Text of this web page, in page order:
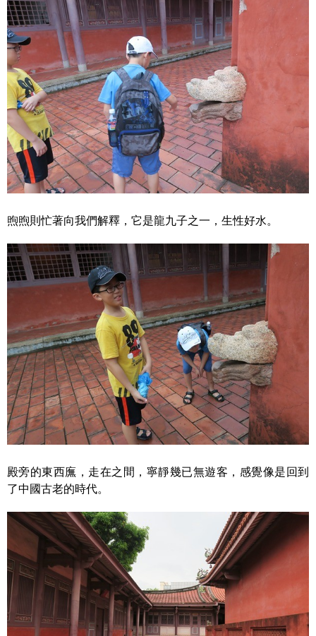
煦煦則忙著向我們解釋，它是龍九子之一，生性好水。
殿旁的東西廡，走在之間，寧靜幾已無遊客，感覺像是回到
了中國古老的時代。